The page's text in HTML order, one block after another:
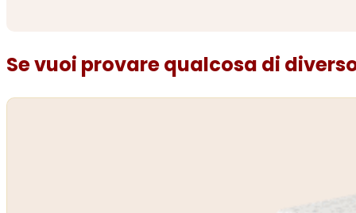
Se vuoi provare qualcosa di